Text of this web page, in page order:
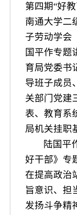
第四期“好
南通大学二
子劳动学会
国平作专题
育局党委书
导班子成员
关部门党建
表、教育系
局机关挂职
陆国平
好干部》专
在提高政治
旨意识、担
发扬斗争精